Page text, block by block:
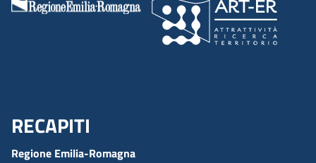
Menu Footer
RECAPITI
Regione Emilia-Romagna